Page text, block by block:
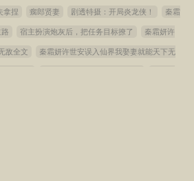
拿捏 瘸郎贤妻 剧透特摄：开局炎龙侠！ 秦霜
宿主扮演炮灰后，把任务目标撩了 秦霜妍许
敌全文 秦霜妍许世安误入仙界我娶妻就能天下无